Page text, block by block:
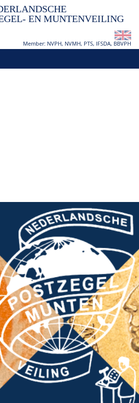
EN MUNTENVEILING
Member: NVPH, NVMH, PTS, IFSDA, BBVPH